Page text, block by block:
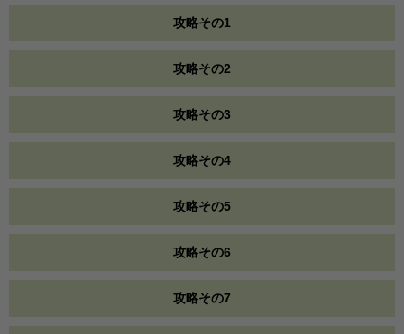
攻略その1
攻略その2
攻略その3
攻略その4
攻略その5
攻略その6
攻略その7